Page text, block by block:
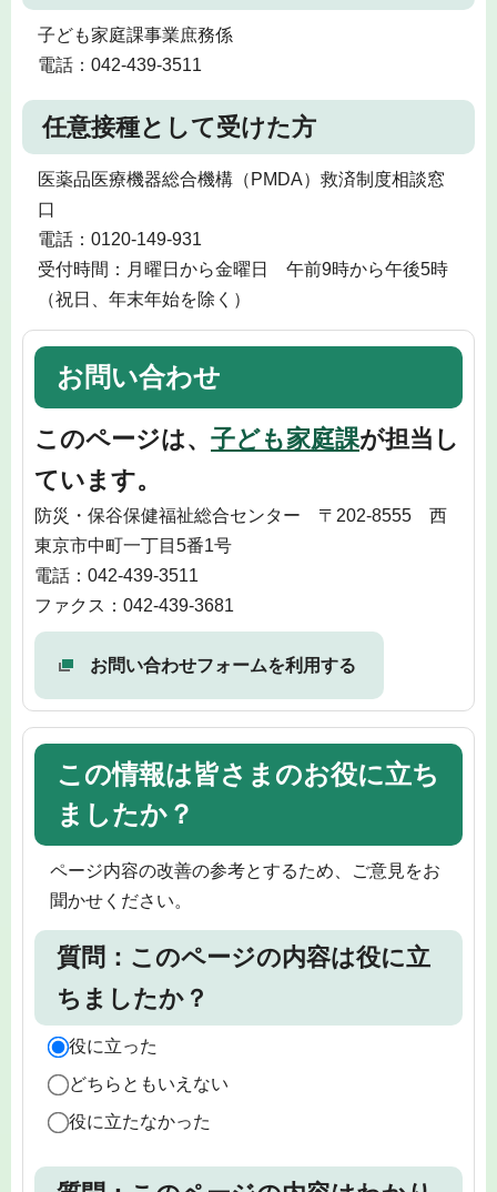
子ども家庭課事業庶務係
電話：042-439-3511
任意接種として受けた方
医薬品医療機器総合機構（PMDA）救済制度相談窓
口
電話：0120-149-931
受付時間：月曜日から金曜日 午前9時から午後5時
（祝日、年末年始を除く）
お問い合わせ
このページは、 子ども家庭課が担当し
ています。
防災・保谷保健福祉総合センター 〒202-8555 西
東京市中町一丁目5番1号
電話：042-439-3511
ファクス：042-439-3681
お問い合わせフォームを利用する
この情報は皆さまのお役に立ち
ましたか？
ページ内容の改善の参考とするため、ご意見をお
聞かせください。
質問：このページの内容は役に立
ちましたか？
役に立った
どちらともいえない
役に立たなかった